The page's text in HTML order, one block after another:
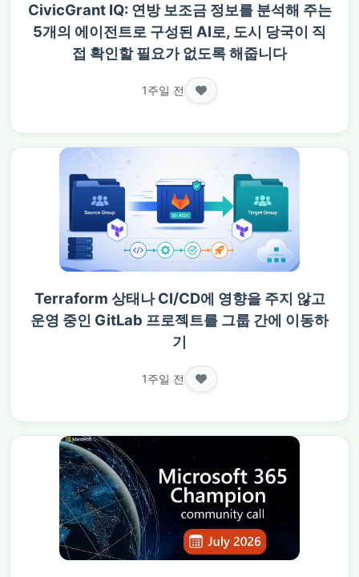
CivicGrant IQ: 연방 보조금 정보를 분석해 주는
5개의 에이전트로 구성된 AI로, 도시 당국이 직
접 확인할 필요가 없도록 해줍니다
1주일 전
Terraform 상태나 CI/CD에 영향을 주지 않고
운영 중인 GitLab 프로젝트를 그룹 간에 이동하
기
1주일 전